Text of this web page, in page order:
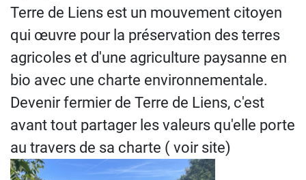
Terre de Liens est un mouvement citoyen
qui œuvre pour la préservation des terres
agricoles et d'une agriculture paysanne en
bio avec une charte environnementale.
Devenir fermier de Terre de Liens, c'est
avant tout partager les valeurs qu'elle porte
au travers de sa charte ( voir site)